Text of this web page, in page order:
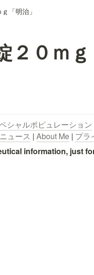
「明治」
２０ｍｇ
シャルポピュレーション
ュース | About Me | プラ
information, just